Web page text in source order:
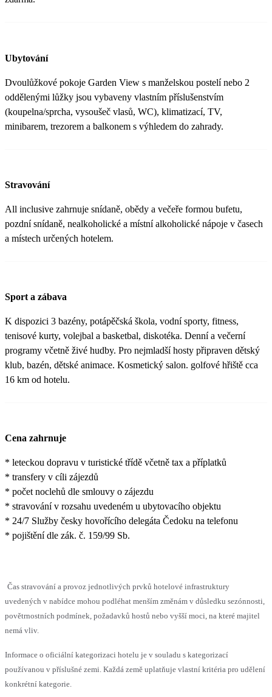
Ubytování
Dvoulůžkové pokoje Garden View s manželskou postelí nebo 2
oddělenými lůžky jsou vybaveny vlastním příslušenstvím
(koupelna/sprcha, vysoušeč vlasů, WC), klimatizací, TV,
minibarem, trezorem a balkonem s výhledem do zahrady.
Stravování
All inclusive zahrnuje snídaně, obědy a večeře formou bufetu,
pozdní snídaně, nealkoholické a místní alkoholické nápoje v časech
a místech určených hotelem.
Sport a zábava
K dispozici 3 bazény, potápěčská škola, vodní sporty, fitness,
tenisové kurty, volejbal a basketbal, diskotéka. Denní a večerní
programy včetně živé hudby. Pro nejmladší hosty připraven dětský
klub, bazén, dětské animace. Kosmetický salon. golfové hřiště cca
16 km od hotelu.
Cena zahrnuje
* leteckou dopravu v turistické třídě včetně tax a příplatků
* transfery v cíli zájezdů
* počet noclehů dle smlouvy o zájezdu
* stravování v rozsahu uvedeném u ubytovacího objektu
* 24/7 Služby česky hovořícího delegáta Čedoku na telefonu
* pojištění dle zák. č. 159/99 Sb.
Čas stravování a provoz jednotlivých prvků hotelové infrastruktury
uvedených v nabídce mohou podléhat menším změnám v důsledku sezónnosti,
povětrnostních podmínek, požadavků hostů nebo vyšší moci, na které majitel
nemá vliv.
Informace o oficiální kategorizaci hotelu je v souladu s kategorizací
používanou v příslušné zemi. Každá země uplatňuje vlastní kritéria pro udělení
konkrétní kategorie.